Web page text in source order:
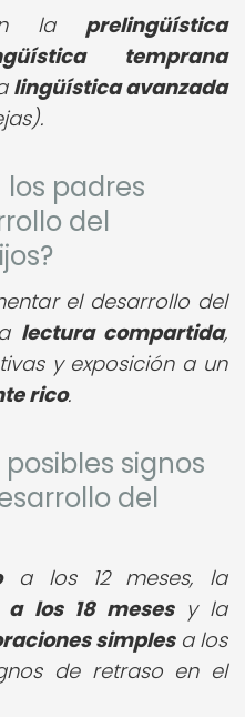
la prelingüística
temprana
lingüística avanzada
padres
del
el desarrollo del
lectura compartida,
y exposición a un
rico.
signos
del
a los 12 meses, la
a los 18 mesesy la
simplesa los
de retraso en el